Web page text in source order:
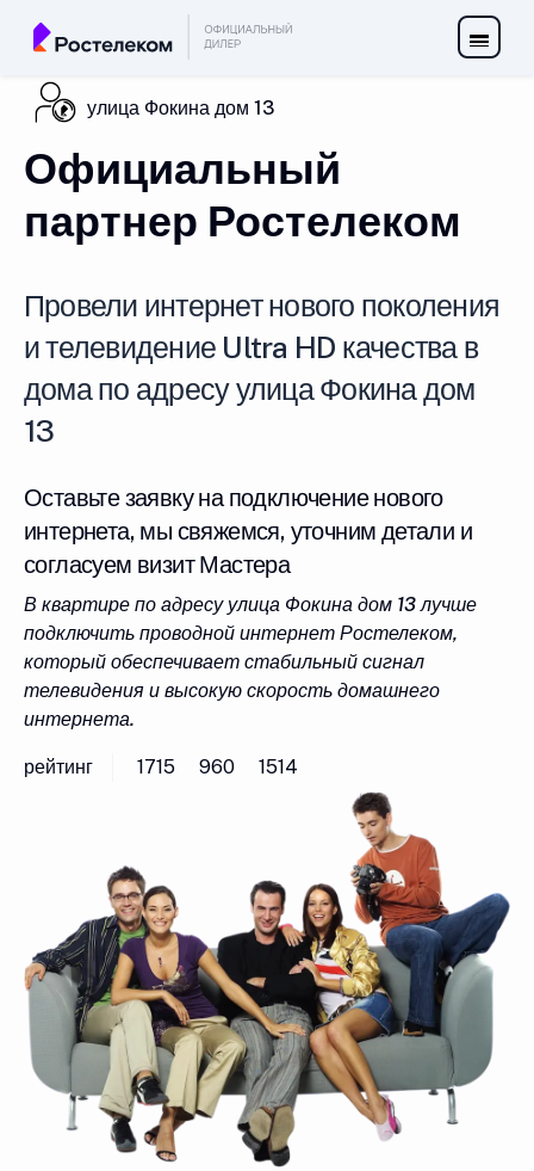
улица Фокина дом 13
Официальный
партнер Ростелеком
Провели интернет нового поколения
и телевидение Ultra HD качества в
дома по адресу улица Фокина дом
13
Оставьте заявку на подключение нового
интернета, мы свяжемся, уточним детали и
согласуем визит Мастера
В квартире по адресу улица Фокина дом 13 лучше
подключить проводной интернет Ростелеком,
который обеспечивает стабильный сигнал
телевидения и высокую скорость домашнего
интернета.
рейтинг 1715 960 1514